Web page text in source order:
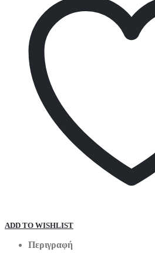
ADD TO WISHLIST
Περιγραφή